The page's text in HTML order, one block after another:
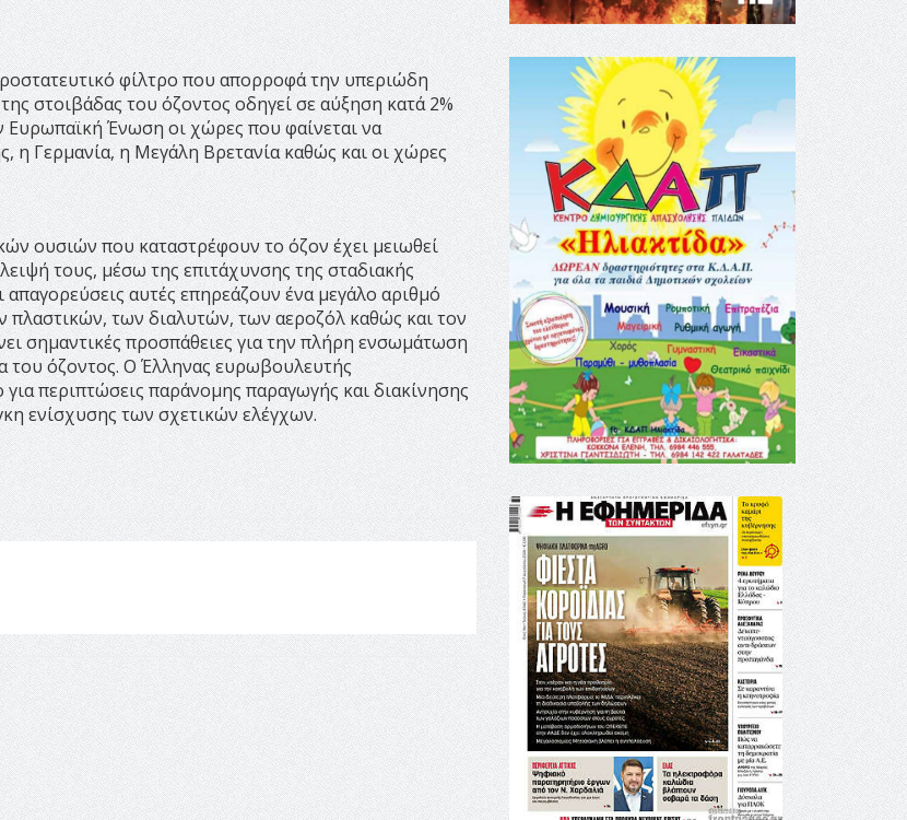
φίλτρο που απορροφά την υπεριώδη
στοιβάδας του όζοντος οδηγεί σε αύξηση κατά 2%
Ένωση οι χώρες που φαίνεται να
η Γερμανία, η Μεγάλη Βρετανία καθώς και οι χώρες
ουσιών που καταστρέφουν το όζον έχει μειωθεί
τους, μέσω της επιτάχυνσης της σταδιακής
αυτές επηρεάζουν ένα μεγάλο αριθμό
των διαλυτών, των αεροζόλ καθώς και τον
σημαντικές προσπάθειες για την πλήρη ενσωμάτωση
του όζοντος. Ο Έλληνας ευρωβουλευτής
περιπτώσεις παράνομης παραγωγής και διακίνησης
ενίσχυσης των σχετικών ελέγχων.